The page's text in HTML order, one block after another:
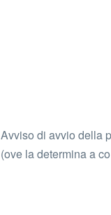
Avviso di avvio della
(ove la determina a